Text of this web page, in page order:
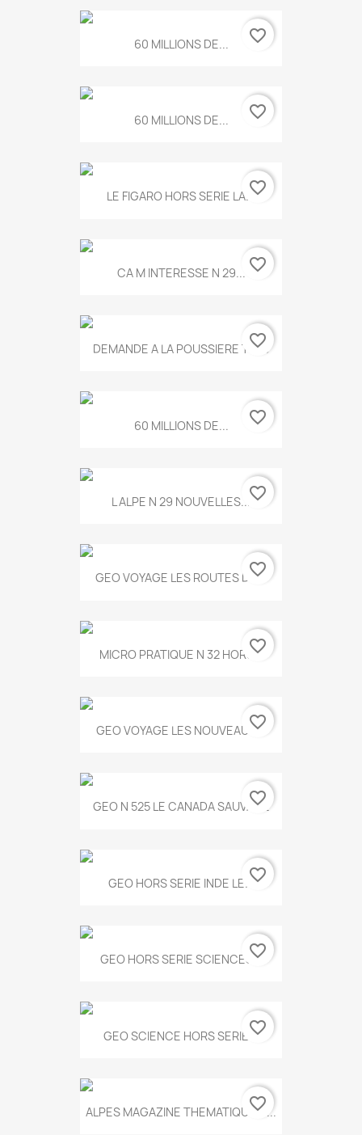
60 MILLIONS DE... favorite_border
60 MILLIONS DE... favorite_border
LE FIGARO HORS SERIE LA...favorite_border
CA M INTERESSE N 29... favorite_border
DEMANDE A LA POUSSIERE T.778
favorite_border
60 MILLIONS DE... favorite_border
L ALPE N 29 NOUVELLES...favorite_border
GEO VOYAGE LES ROUTES DE...
favorite_border
MICRO PRATIQUE N 32 HORS...
favorite_border
GEO VOYAGE LES NOUVEAUX...
favorite_border
GEO N 525 LE CANADA SAUVAGE
favorite_border
GEO HORS SERIE INDE LE...favorite_border
GEO HORS SERIE SCIENCES...
favorite_border
GEO SCIENCE HORS SERIE...favorite_border
ALPES MAGAZINE THEMATIQUE N...
favorite_border